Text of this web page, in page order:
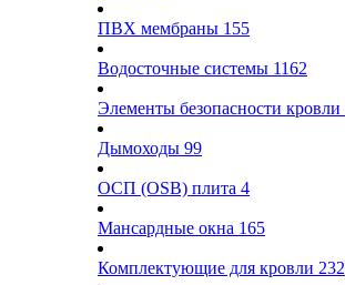
ПВХ мембраны 155
Водосточные системы 1162
Элементы безопасности кровли
Дымоходы 99
ОСП (OSB) плита 4
Мансардные окна 165
Комплектующие для кровли 232